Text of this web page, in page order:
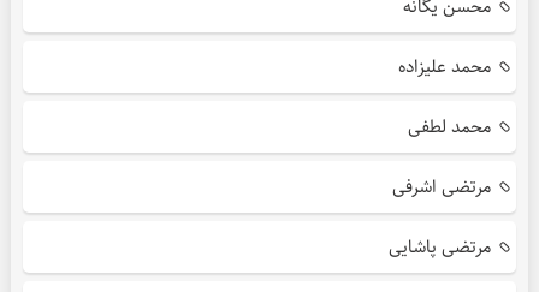
محسن یگانه
محمد علیزاده
محمد لطفی
مرتضی اشرفی
مرتضی پاشایی